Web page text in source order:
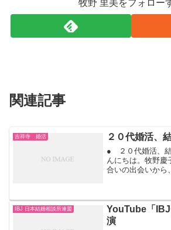
牧野 里美をフォロー
関連記事
吉祥寺 婚活 ２０代婚活、
● ２０代婚活、
んにちは。牧野慶
合いの出会いから
ージできれば、婚
IBJ 日本結婚相談所連盟
YouTube「
演